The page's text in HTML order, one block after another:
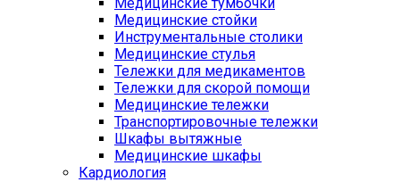
Медицинские стойки
Инструментальные столики
Медицинские стулья
Тележки для медикаментов
Тележки для скорой помощи
Медицинские тележки
Транспортировочные тележки
Шкафы вытяжные
Медицинские шкафы
Кардиология